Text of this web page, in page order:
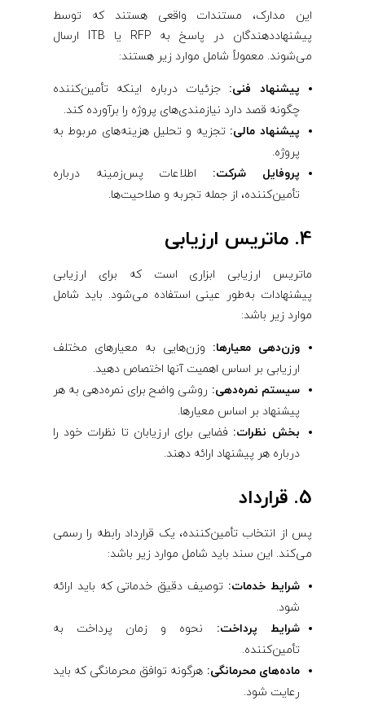
این مدارک، مستندات واقعی هستند که توسط
پیشنهاددهندگان در پاسخ به RFP یا ITB ارسال
می‌شوند. معمولاً شامل موارد زیر هستند:
پیشنهاد فنی: جزئیات درباره اینکه تأمین‌کننده
چگونه قصد دارد نیازمندی‌های پروژه را برآورده کند.
پیشنهاد مالی: تجزیه و تحلیل هزینه‌های مربوط به
پروژه.
پروفایل شرکت: اطلاعات پس‌زمینه درباره
تأمین‌کننده، از جمله تجربه و صلاحیت‌ها.
4. ماتریس ارزیابی
ماتریس ارزیابی ابزاری است که برای ارزیابی
پیشنهادات به‌طور عینی استفاده می‌شود. باید شامل
موارد زیر باشد:
وزن‌دهی معیارها: وزن‌هایی به معیارهای مختلف
ارزیابی بر اساس اهمیت آنها اختصاص دهید.
سیستم نمره‌دهی: روشی واضح برای نمره‌دهی به هر
پیشنهاد بر اساس معیارها.
بخش نظرات: فضایی برای ارزیابان تا نظرات خود را
درباره هر پیشنهاد ارائه دهند.
5. قرارداد
پس از انتخاب تأمین‌کننده، یک قرارداد رابطه را رسمی
می‌کند. این سند باید شامل موارد زیر باشد:
شرایط خدمات: توصیف دقیق خدماتی که باید ارائه
شود.
شرایط پرداخت: نحوه و زمان پرداخت به
تأمین‌کننده.
ماده‌های محرمانگی: هرگونه توافق محرمانگی که باید
رعایت شود.